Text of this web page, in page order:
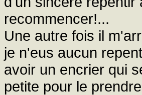
recommencer!...
Une autre fois il
je n'eus aucun
avoir un encrier qui
petite pour le